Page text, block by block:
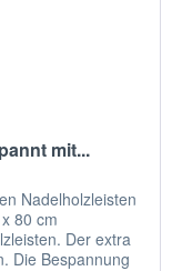
mit...
Nadelholzleisten
80 cm
Der extra
Die Bespannung